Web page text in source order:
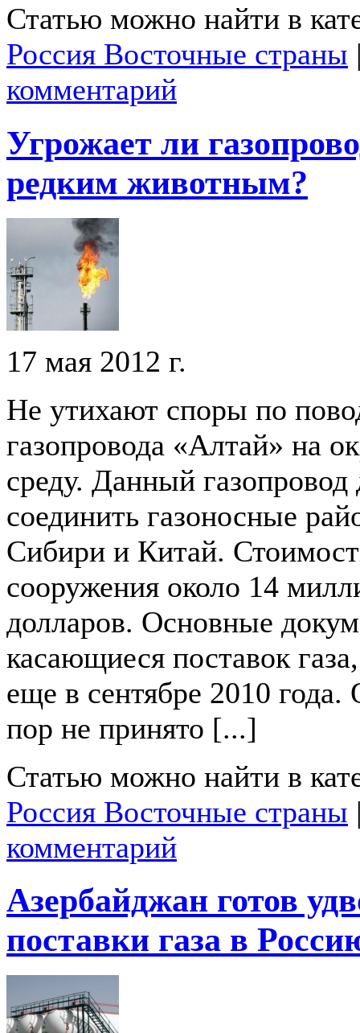
Статью можно найти в
Россия Восточные страны
комментарий
Угрожает ли
редким животным?
17 мая 2012 г.
Не утихают споры по
газопровода «Алтай» на
среду. Данный газопровод
соединить газоносные
Сибири и Китай.
сооружения около 14
долларов. Основные
касающиеся поставок
еще в сентябре 2010 года.
пор не принято [...]
Статью можно найти в
Россия Восточные страны
комментарий
Азербайджан готов
поставки газа в